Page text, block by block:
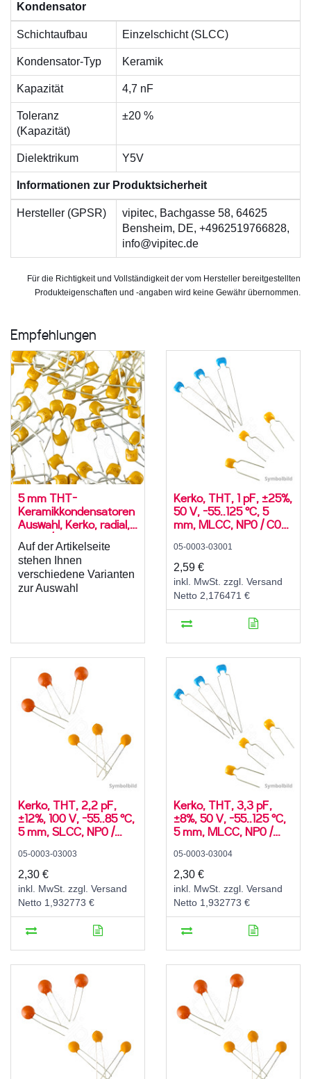
Kondensator
Schichtaufbau Einzelschicht (SLCC)
Kondensator-Typ Keramik
Kapazität 4,7 nF
Toleranz
(Kapazität)
±20 %
Dielektrikum Y5V
Informationen zur Produktsicherheit
Hersteller (GPSR)
vipitec, Bachgasse 58, 64625
Bensheim, DE, +4962519766828,
info@vipitec.de
Für die Richtigkeit und Vollständigkeit der vom Hersteller bereitgestellten
Produkteigenschaften und -angaben wird keine Gewähr übernommen.
Empfehlungen
5 mm THT-
Keramikkondensatoren
Auswahl, Kerko, radial,
SLCC / MLCC
Auf der Artikelseite
stehen Ihnen
verschiedene Varianten
zur Auswahl
Kerko, THT, 1 pF, ±25%,
50 V, -55..125 °C, 5
mm, MLCC, NP0 / C0G,
05-0003-03001
2,59 €
inkl. MwSt. zzgl. Versand
Netto 2,176471 €
Kerko, THT, 2,2 pF,
±12%, 100 V, -55..85 °C,
5 mm, SLCC, NP0 /
05-0003-03003
2,30 €
inkl. MwSt. zzgl. Versand
Netto 1,932773 €
Kerko, THT, 3,3 pF,
±8%, 50 V, -55..125 °C,
5 mm, MLCC, NP0 /
05-0003-03004
2,30 €
inkl. MwSt. zzgl. Versand
Netto 1,932773 €